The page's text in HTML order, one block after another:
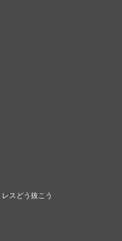
スどう抜こう